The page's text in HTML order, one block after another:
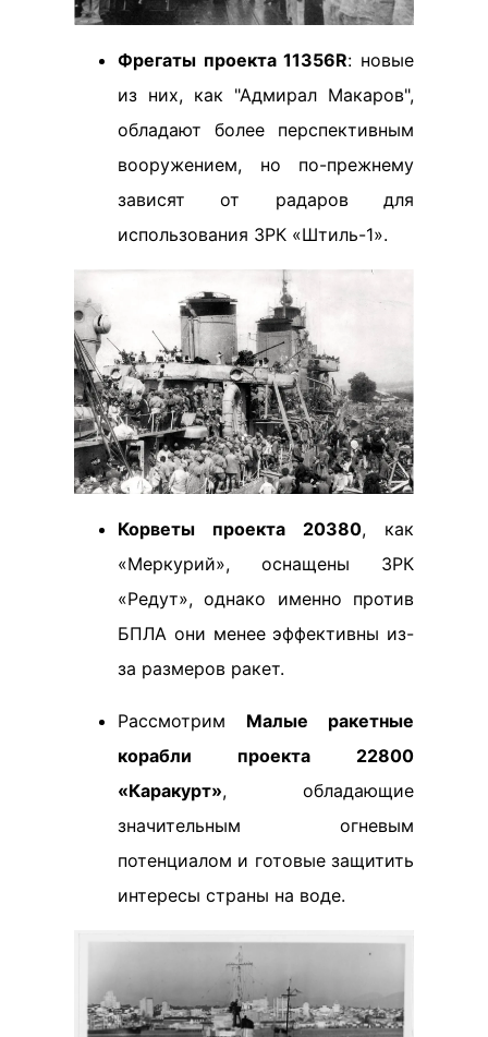
Фрегаты проекта 11356R: новые
из них, как "Адмирал Макаров",
обладают более перспективным
вооружением, но по-прежнему
зависят от радаров для
использования ЗРК «Штиль-1».
Корветы проекта 20380, как
«Меркурий», оснащены ЗРК
«Редут», однако именно против
БПЛА они менее эффективны из-
за размеров ракет.
Рассмотрим Малые ракетные
корабли проекта 22800
«Каракурт», обладающие
значительным огневым
потенциалом и готовые защитить
интересы страны на воде.